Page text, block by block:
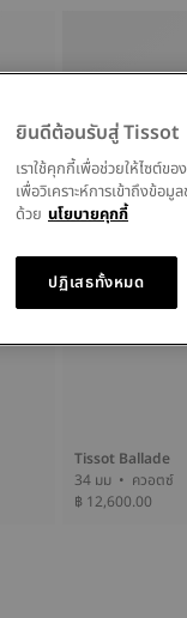
Tissot Ballade
34 มม • ควอตซ์
฿ 12,600.00
ยินดีต้อนรับสู่ Tissot
เราใช้คุกกี้เพื่อช่วยให้ไซต์ข
เพื่อวิเคราะห์การเข้าถึงข้อ
ด้วย นโยบายคุกกี้
ปฏิเสธทั้งหมด